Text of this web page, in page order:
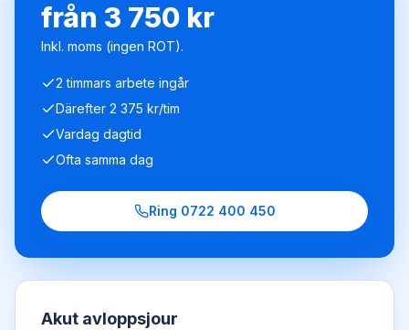
från 3 750 kr
Inkl. moms (ingen ROT).
2 timmars arbete ingår
Därefter 2 375 kr/tim
Vardag dagtid
Ofta samma dag
Ring 0722 400 450
Akut avloppsjour